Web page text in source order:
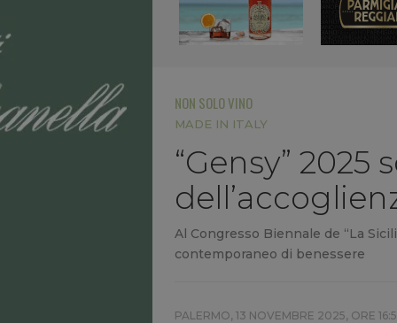
NON SOLO VINO
MADE IN ITALY
“Gensy” 2025
Al Congresso Biennale de “La
contemporaneo di benessere
PALERMO, 13 NOVEMBRE 2025, ORE